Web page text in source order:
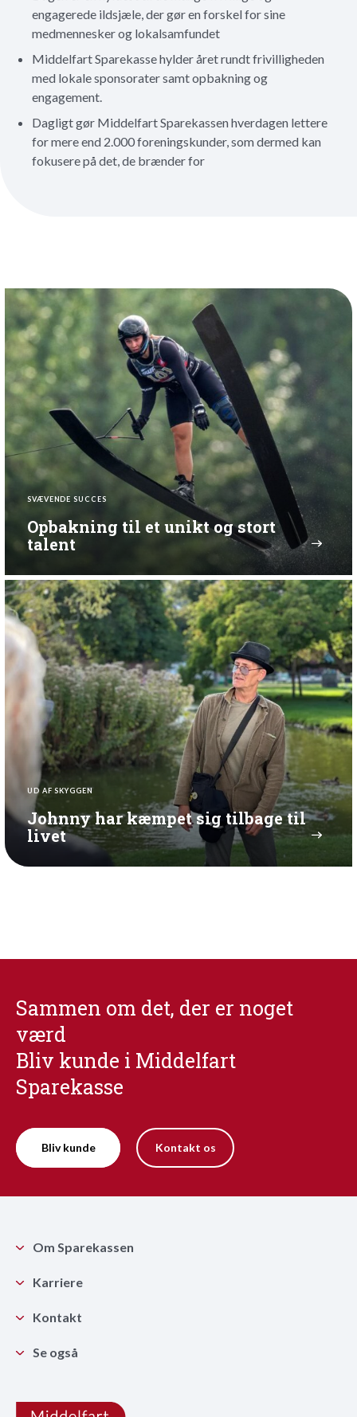
engagerede ildsjæle, der gør en forskel for sine
medmennesker og lokalsamfundet
Middelfart Sparekasse hylder året rundt frivilligheden
med lokale sponsorater samt opbakning og
engagement.
Dagligt gør Middelfart Sparekassen hverdagen lettere
for mere end 2.000 foreningskunder, som dermed kan
fokusere på det, de brænder for
SVÆVENDE SUCCES
Opbakning til et unikt og stort
talent
UD AF SKYGGEN
Johnny har kæmpet sig tilbage til
livet
Sammen om det, der er noget
værd
Bliv kunde i Middelfart
Sparekasse
Bliv kunde Kontakt os
Om Sparekassen
Karriere
Kontakt
Se også